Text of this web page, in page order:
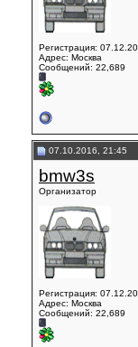
Регистрация:
Адрес: Москва
Сообщений: 22,689
07.10.2016, 21:45
bmw3s
Организатор
Регистрация:
Адрес: Москва
Сообщений: 22,689